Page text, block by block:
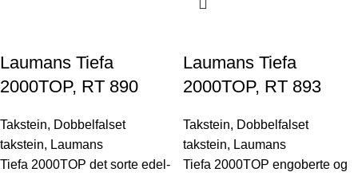
Laumans Tiefa
2000TOP, RT 890
Takstein, Dobbelfalset
takstein, Laumans
Tiefa 2000TOP det sorte edel-
Laumans Tiefa
2000TOP, RT 893
Takstein, Dobbelfalset
takstein, Laumans
Tiefa 2000TOP engoberte og